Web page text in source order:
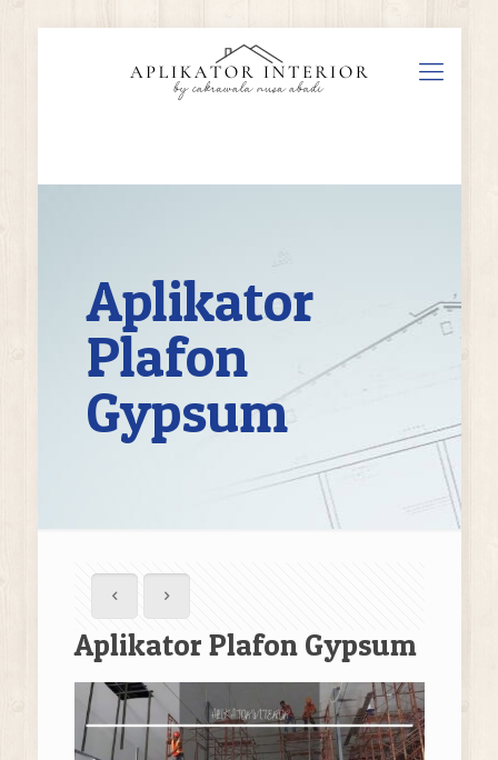
Aplikator
Plafon
Gypsum
Aplikator Plafon Gypsum